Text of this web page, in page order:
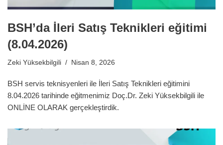
BSH’da İleri Satış Teknikleri eğitimi
(8.04.2026)
Zeki Yüksekbilgili Nisan 8, 2026
BSH servis teknisyenleri ile İleri Satış Teknikleri eğitimini
8.04.2026 tarihinde eğitmenimiz Doç.Dr. Zeki Yüksekbilgili ile
ONLİNE OLARAK gerçekleştirdik.